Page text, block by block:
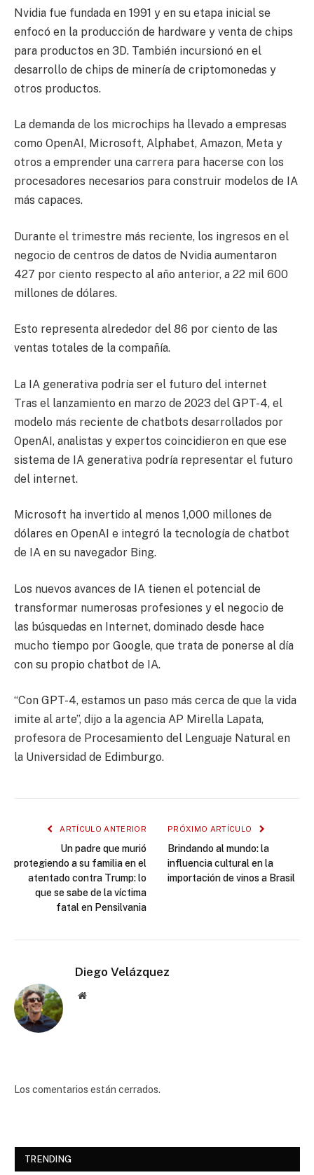
Nvidia fue fundada en 1991 y en su etapa inicial se
enfocó en la producción de hardware y venta de chips
para productos en 3D. También incursionó en el
desarrollo de chips de minería de criptomonedas y
otros productos.
La demanda de los microchips ha llevado a empresas
como OpenAI, Microsoft, Alphabet, Amazon, Meta y
otros a emprender una carrera para hacerse con los
procesadores necesarios para construir modelos de IA
más capaces.
Durante el trimestre más reciente, los ingresos en el
negocio de centros de datos de Nvidia aumentaron
427 por ciento respecto al año anterior, a 22 mil 600
millones de dólares.
Esto representa alrededor del 86 por ciento de las
ventas totales de la compañía.
La IA generativa podría ser el futuro del internet
Tras el lanzamiento en marzo de 2023 del GPT-4, el
modelo más reciente de chatbots desarrollados por
OpenAI, analistas y expertos coincidieron en que ese
sistema de IA generativa podría representar el futuro
del internet.
Microsoft ha invertido al menos 1,000 millones de
dólares en OpenAI e integró la tecnología de chatbot
de IA en su navegador Bing.
Los nuevos avances de IA tienen el potencial de
transformar numerosas profesiones y el negocio de
las búsquedas en Internet, dominado desde hace
mucho tiempo por Google, que trata de ponerse al día
con su propio chatbot de IA.
“Con GPT-4, estamos un paso más cerca de que la vida
imite al arte”, dijo a la agencia AP Mirella Lapata,
profesora de Procesamiento del Lenguaje Natural en
la Universidad de Edimburgo.
ARTÍCULO ANTERIOR
Un padre que murió
protegiendo a su familia en el
atentado contra Trump: lo
que se sabe de la víctima
fatal en Pensilvania
PRÓXIMO ARTÍCULO
Brindando al mundo: la
influencia cultural en la
importación de vinos a Brasil
Diego Velázquez
Website
Los comentarios están cerrados.
TRENDING